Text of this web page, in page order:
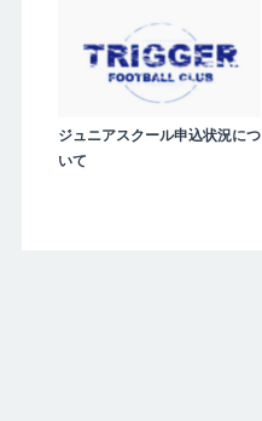
ジュニアスクール申込状況につ
いて